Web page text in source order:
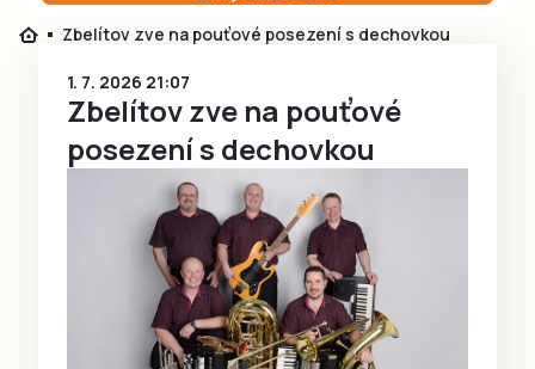
Zbelítov zve na pouťové posezení s dechovkou
1. 7. 2026 21:07
Zbelítov zve na pouťové
posezení s dechovkou